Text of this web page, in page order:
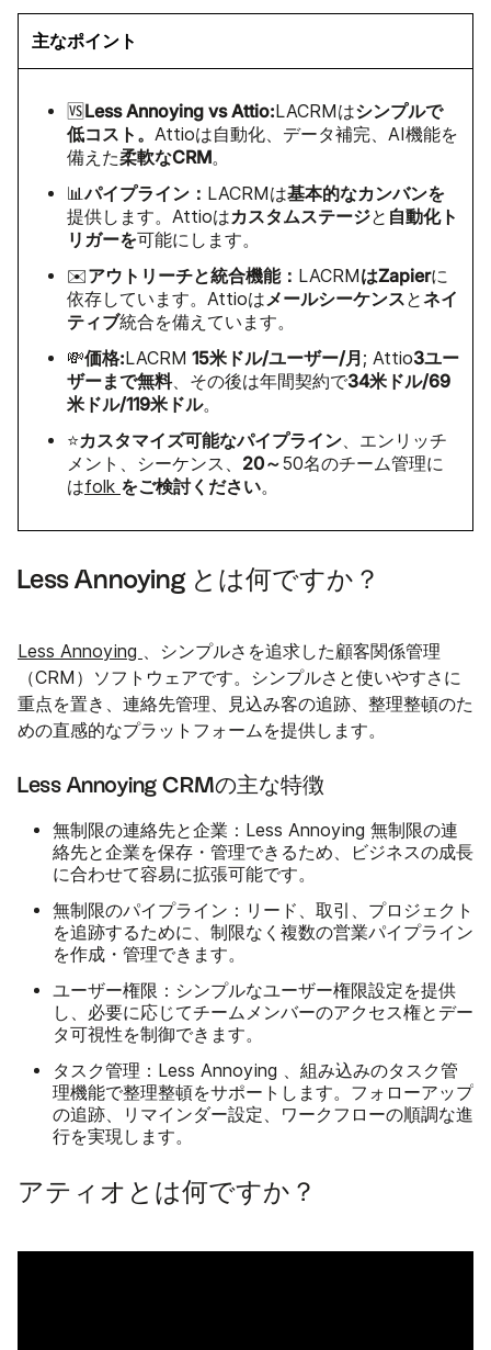
主なポイント
🆚Less Annoying vs Attio:LACRMはシンプルで
低コスト。 Attioは自動化、データ補完、AI機能を
備えた柔軟なCRM。
📊パイプライン： LACRMは基本的なカンバンを
提供します。Attioはカスタムステージと 自動化ト
リガーを可能にします。
✉️アウトリーチと統合機能： LACRMはZapierに
依存しています。Attioは メールシーケンスとネイ
ティブ統合を備えています。
💸価格:LACRM 15米ドル/ユーザー/月 ; Attio3ユー
ザーまで無料、その後は年間契約で34米ドル/69
米ドル/119米ドル。
⭐カスタマイズ可能なパイプライン 、エンリッチ
メント、シーケンス、 20～50名のチーム管理に
はfolk をご検討ください。
Less Annoying とは何ですか？
Less Annoying
、シンプルさを追求した顧客関係管理
（CRM）ソフトウェアです。シンプルさと使いやすさに
重点を置き、連絡先管理、見込み客の追跡、整理整頓のた
めの直感的なプラットフォームを提供します。
Less Annoying CRMの主な特徴
無制限の連絡先と企業 ：Less Annoying 無制限の連
絡先と企業を保存・管理できるため、ビジネスの成長
に合わせて容易に拡張可能です。
無制限のパイプライン ：リード、取引、プロジェクト
を追跡するために、制限なく複数の営業パイプライン
を作成・管理できます。
ユーザー権限 ：シンプルなユーザー権限設定を提供
し、必要に応じてチームメンバーのアクセス権とデー
タ可視性を制御できます。
タスク管理 ：Less Annoying 、組み込みのタスク管
理機能で整理整頓をサポートします。フォローアップ
の追跡、リマインダー設定、ワークフローの順調な進
行を実現します。
アティオとは何ですか？